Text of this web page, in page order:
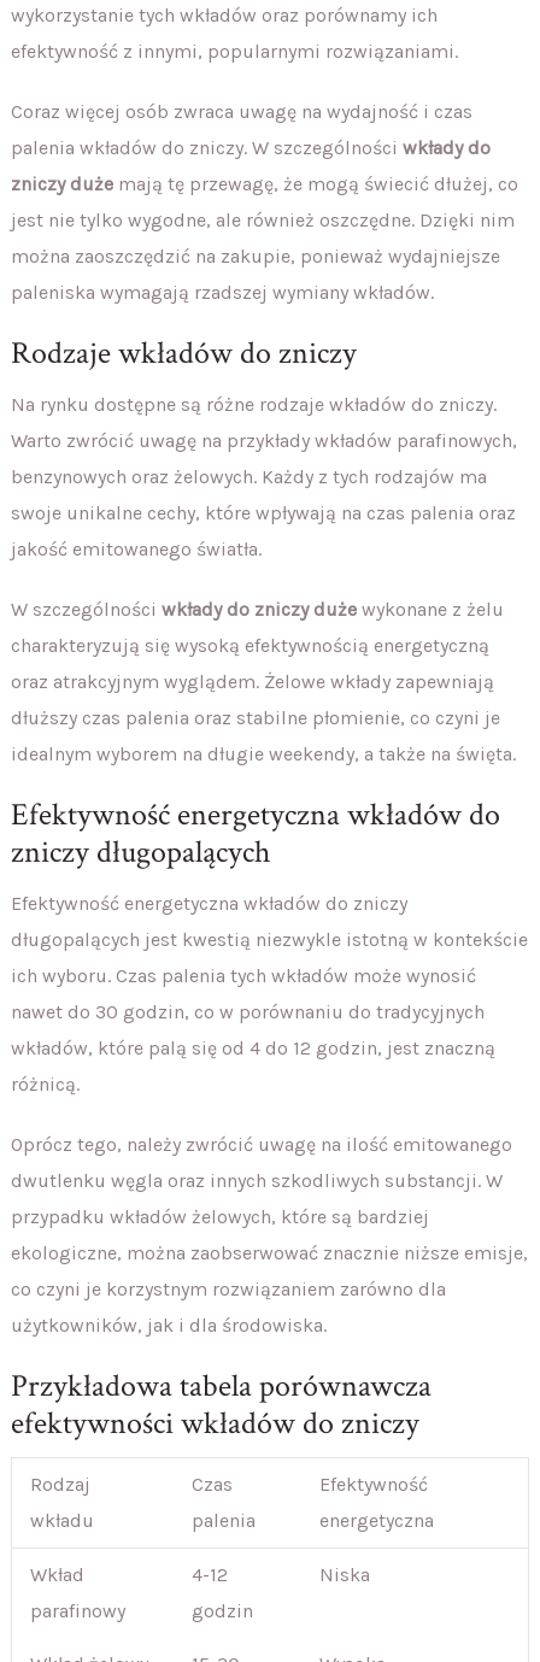
wykorzystanie tych wkładów oraz porównamy ich
efektywność z innymi, popularnymi rozwiązaniami.
Coraz więcej osób zwraca uwagę na wydajność i czas
palenia wkładów do zniczy. W szczególności wkłady do
zniczy dużemają tę przewagę, że mogą świecić dłużej, co
jest nie tylko wygodne, ale również oszczędne. Dzięki nim
można zaoszczędzić na zakupie, ponieważ wydajniejsze
paleniska wymagają rzadszej wymiany wkładów.
Rodzaje wkładów do zniczy
Na rynku dostępne są różne rodzaje wkładów do zniczy.
Warto zwrócić uwagę na przykłady wkładów parafinowych,
benzynowych oraz żelowych. Każdy z tych rodzajów ma
swoje unikalne cechy, które wpływają na czas palenia oraz
jakość emitowanego światła.
W szczególności wkłady do zniczy dużewykonane z żelu
charakteryzują się wysoką efektywnością energetyczną
oraz atrakcyjnym wyglądem. Żelowe wkłady zapewniają
dłuższy czas palenia oraz stabilne płomienie, co czyni je
idealnym wyborem na długie weekendy, a także na święta.
Efektywność energetyczna wkładów do
zniczy długopalących
Efektywność energetyczna wkładów do zniczy
długopalących jest kwestią niezwykle istotną w kontekście
ich wyboru. Czas palenia tych wkładów może wynosić
nawet do 30 godzin, co w porównaniu do tradycyjnych
wkładów, które palą się od 4 do 12 godzin, jest znaczną
różnicą.
Oprócz tego, należy zwrócić uwagę na ilość emitowanego
dwutlenku węgla oraz innych szkodliwych substancji. W
przypadku wkładów żelowych, które są bardziej
ekologiczne, można zaobserwować znacznie niższe emisje,
co czyni je korzystnym rozwiązaniem zarówno dla
użytkowników, jak i dla środowiska.
Przykładowa tabela porównawcza
efektywności wkładów do zniczy
Rodzaj
wkładu
Czas
palenia
Efektywność
energetyczna
Wkład
parafinowy
4-12
godzin
Niska